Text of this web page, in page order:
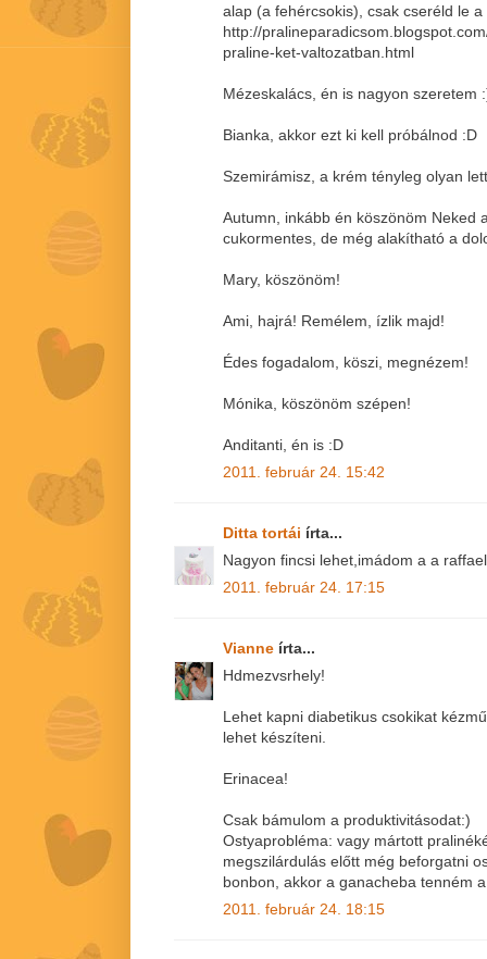
alap (a fehércsokis), csak cseréld le
http://
praline-ket-valtozatban.html
Mézeskalács, én is nagyon szeretem
Bianka, akkor ezt ki kell próbálnod :D
Szemirámisz, a krém tényleg olyan
Autumn, inkább én köszönöm Neked
cukormentes, de még alakítható a
Mary, köszönöm!
Ami, hajrá! Remélem, ízlik majd!
Édes fogadalom, köszi, megnézem!
Mónika, köszönöm szépen!
Anditanti, én is :D
2011. február 24. 15:42
Ditta tortái írta...
Nagyon fincsi lehet,imádom a a
2011. február 24. 17:15
Vianne írta...
Hdmezvsrhely!
Lehet kapni diabetikus csokikat
lehet készíteni.
Erinacea!
Csak bámulom a produktivitásodat:)
Ostyaprobléma: vagy mártott
megszilárdulás előtt még beforgatni
bonbon, akkor a ganacheba tenném
2011. február 24. 18:15